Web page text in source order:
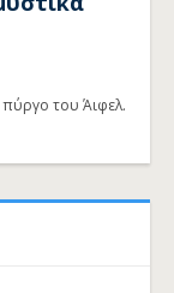
πύργο του Άιφελ.